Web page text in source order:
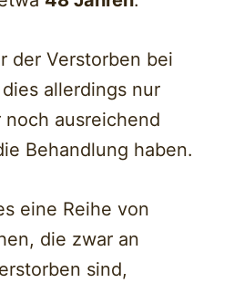
der Verstorben bei
allerdings nur
ausreichend
Behandlung haben.
eine Reihe von
die zwar an
sind,